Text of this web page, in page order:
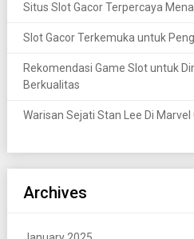
Situs Slot Gacor Terpercaya
Slot Gacor Terkemuka untuk
Rekomendasi Game Slot untuk
Berkualitas
Warisan Sejati Stan Lee Di Marvel
Archives